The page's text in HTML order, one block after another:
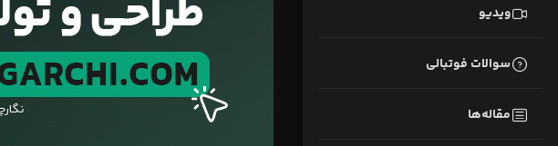
ویدیو
سوالات فوتبالی
مقاله‌ها